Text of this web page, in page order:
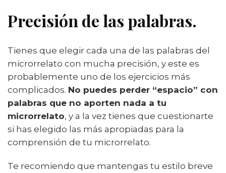
Precisión de las palabras.
Tienes que elegir cada una de las palabras del
microrrelato con mucha precisión, y este es
probablemente uno de los ejercicios más
complicados. No puedes perder “espacio” con
palabras que no aporten nada a tu
microrrelato, y a la vez tienes que cuestionarte
si has elegido las más apropiadas para la
comprensión de tu microrrelato.
Te recomiendo que mantengas tu estilo breve